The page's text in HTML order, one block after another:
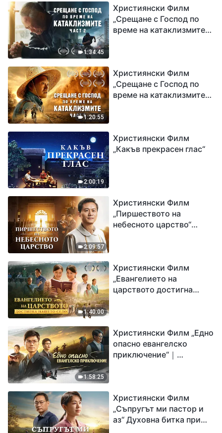
1:34:45
Християнски Филм
„Срещане с Господ по
време на катаклизмите“
1:20:55
Християнски Филм
„Срещане с Господ по
време на катаклизмите“
2:00:19
Християнски Филм
„Какъв прекрасен глас“
2:09:57
Християнски Филм
„Пиршеството на
небесното царство“
1:40:00
Християнски Филм
„Евангелието на
царството достигна
1:58:25
Християнски Филм „Едно
опасно евангелско
приключение“｜
Исус
Християнски Филм
„Съпругът ми пастор и
аз“ Духовна битка при